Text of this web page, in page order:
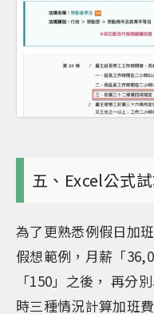
五、Excel公式
為了更熟悉例假日加
假想範例，月薪「
「150」之後， 再分
時三種情況計算加班費